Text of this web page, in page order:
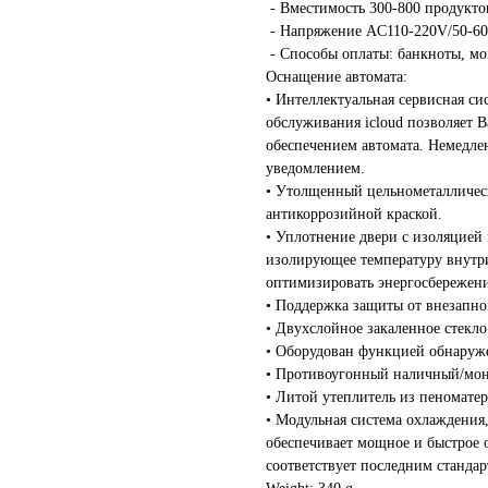
- Вместимость 300-800
- Напряжение AC110-220V/50-
- Способы оплаты: банкноты,
Оснащение автомата:
• Интеллектуальная сервисная
обслуживания icloud позволяет
обеспечением автомата.
уведомлением.
• Утолщенный
антикоррозийной краской.
• Уплотнение двери с
изолирующее температуру
оптимизировать
• Поддержка защиты от
• Двухслойное закаленное
• Оборудован функцией
• Противоугонный наличный/
• Литой утеплитель из
• Модульная система
обеспечивает мощное и быстрое
соответствует последним